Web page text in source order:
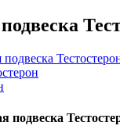
подвеска